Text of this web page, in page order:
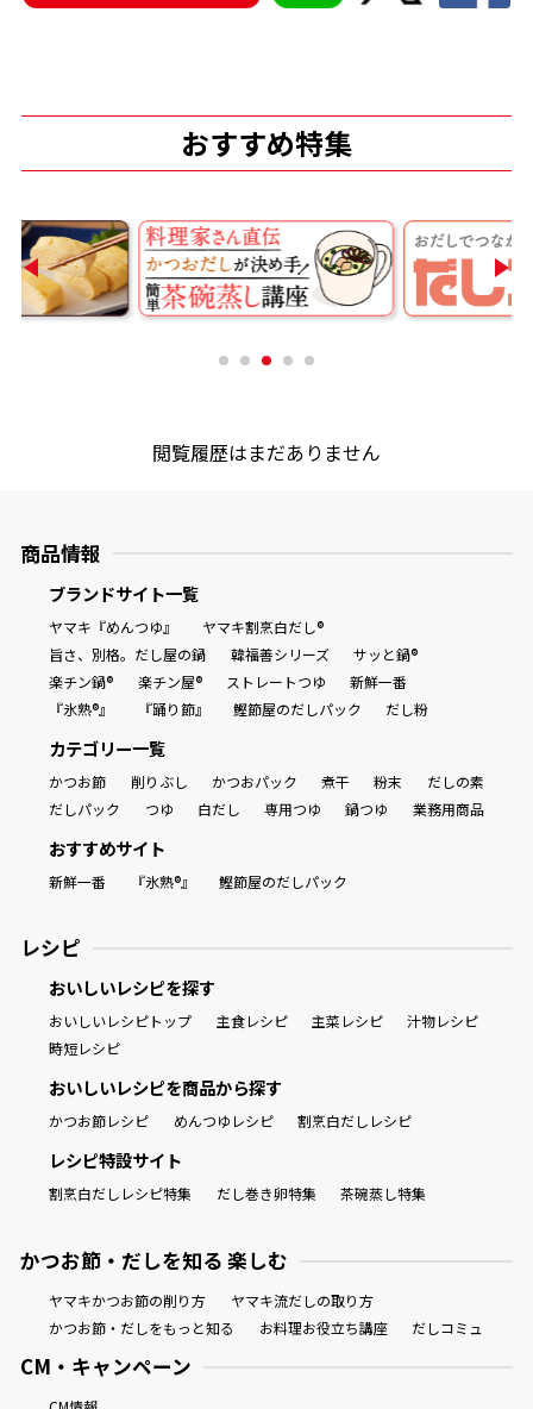
だし粉
新鮮一番
氷熟®︎
だしパック
おすすめ特集
閲覧履歴はまだありません
商品情報
ブランドサイト一覧
ヤマキ『めんつゆ』
ヤマキ割烹白だし®
旨さ、別格。だし屋の鍋
韓福善シリーズ
サッと鍋®
楽チン鍋®
楽チン屋® ストレートつゆ
新鮮一番
『氷熟®』
『踊り節』 鰹節屋のだしパック だし粉
カテゴリー一覧
かつお節 削りぶし かつおパック 煮干 粉末
だしの素
だしパック
つゆ 白だし 専用つゆ 鍋つゆ 業務用商品
おすすめサイト
新鮮一番 『氷熟®』 鰹節屋のだしパック
レシピ
おいしいレシピを探す
おいしいレシピトップ 主食レシピ 主菜レシピ
汁物レシピ
時短レシピ
おいしいレシピを商品から探す
かつお節レシピ めんつゆレシピ 割烹白だしレシピ
レシピ特設サイト
割烹白だしレシピ特集 だし巻き卵特集 茶碗蒸し特集
かつお節・だしを知る 楽しむ
ヤマキかつお節の削り方
ヤマキ流だしの取り方
かつお節・だしをもっと知る
お料理お役立ち講座 だしコミュ
CM・キャンペーン